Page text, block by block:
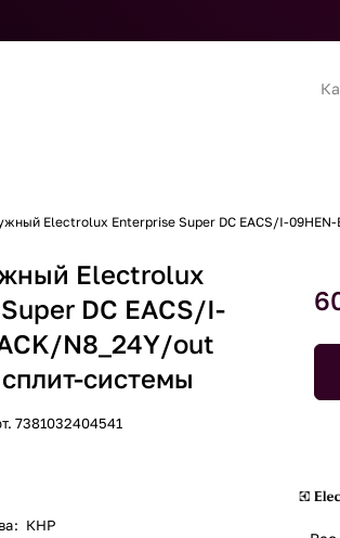
Electrolux Enterprise Super DC EACS/I-
Electrolux
DC EACS/I-
N8_24Y/out
системы
7381032404541
: КНР